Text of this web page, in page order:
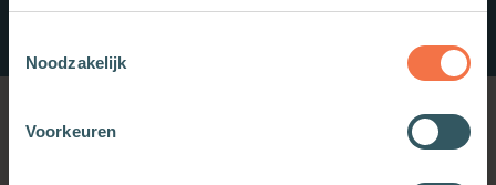
Noodzakelijk
Voorkeuren